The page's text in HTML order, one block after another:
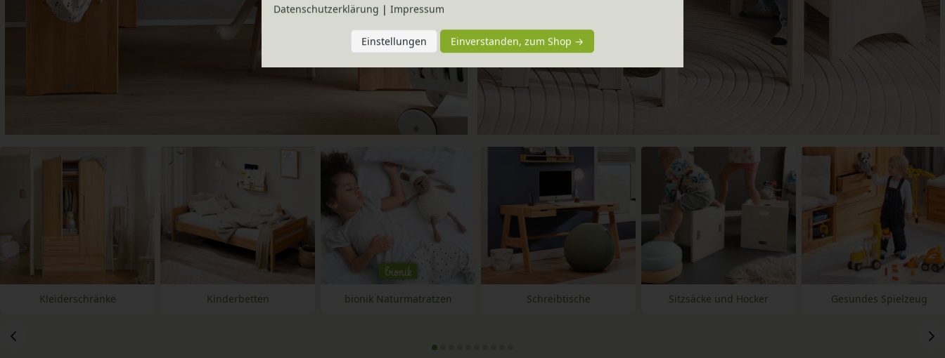
Kleiderschränke Kinderbetten
bionik
bionik Naturmatratzen
Schreibtische Sitzsäcke und Hocker Gesundes Spielzeug
Daten­schutz­erklärung | Impressum
Einstellungen Einverstanden, zum Shop →